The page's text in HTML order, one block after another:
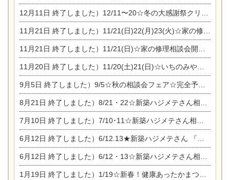
12月11日 終了しました）12/11〜20☆冬の大感謝祭クリスマス相談会開催
11月21日 終了しました）11/21(日)22(月)23(火)☆家の修理まつり＆増改築リフォーム相談会
11月21日 終了しました）11/21(日)☆家の修理相談会開催 in 扶桑オークビレッジ
11月20日 終了しました）11/20(土)21(日)☆いちのみや逸品市に出店します【ひのきのバラ販売】
9月5日 終了しました）9/5☆秋の相談会フェア☆完全予約制
8月21日 終了しました）8/21・22☆新築ハジメテさん相談会 『集まれ！農地に家を建てたい人！』
7月10日 終了しました）7/10･11☆新築ハジメテさん相談会 『集まれ！農地に家を建てたい人！』完全予約制
6月12日 終了しました）6/12.13★新築ハジメテさん 『木の家 現場体感見学会』
6月12日 終了しました）6/12・13☆新築ハジメテさん相談会『今ある土地に家を建てる際の注意点』
1月19日 終了しました）1/19☆新春！健康あったかまつり＆増改築リフォームまつり